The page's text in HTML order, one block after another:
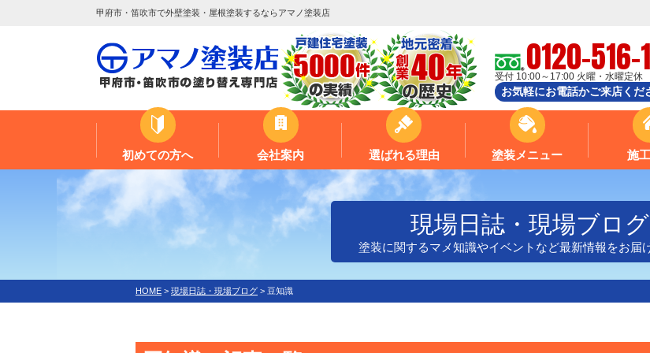
甲府市・笛吹市で外壁塗装・屋根塗装するならアマノ塗装店
0120-516-
受付 10:00～17:00 火曜・水曜定休
お気軽にお電話かご来店くだ
初めての方へ 会社案内 選ばれる理由 塗装メニュー 施
現場日誌・現場ブログ
塗装に関するマメ知識やイベントなど最新情報をお届
HOME > 現場日誌・現場ブログ > 豆知識